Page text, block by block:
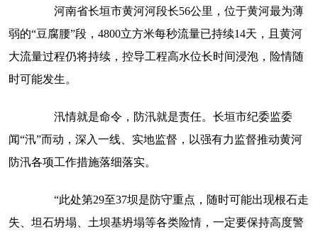
河南省长垣市黄河河段长56公里，位于黄河最为薄
弱的“豆腐腰”段，4800立方米每秒流量已持续14天，且黄河
大流量过程仍将持续，控导工程高水位长时间浸泡，险情随
时可能发生。
汛情就是命令，防汛就是责任。长垣市纪委监委
闻“汛”而动，深入一线、实地监督，以强有力监督推动黄河
防汛各项工作措施落细落实。
“此处第29至37坝是防守重点，随时可能出现根石走
失、坦石坍塌、土坝基坍塌等各类险情，一定要保持高度警